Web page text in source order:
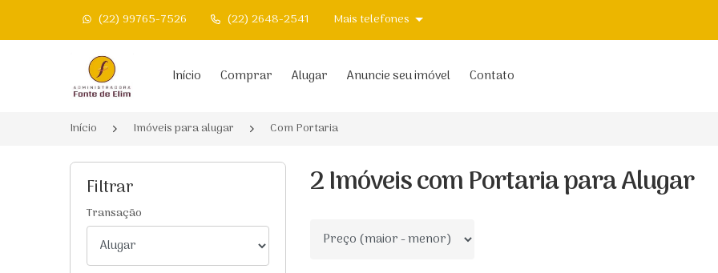
(22) 99765-7526 (22) 2648-2541 Mais telefones
Página inicial Início Comprar Alugar Anuncie seu imóvel Contato
Início Imóveis para alugar Com Portaria
Filtrar
Transação
2 Imóveis com Portaria para Alugar
Ordenar por